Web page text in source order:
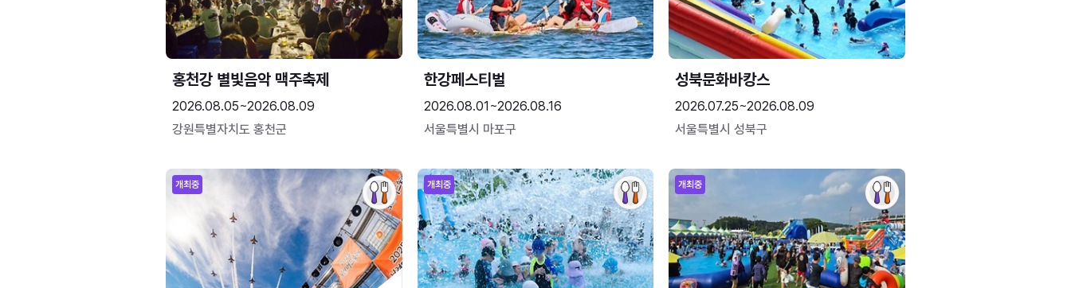
홍천강 별빛음악 맥주축제
2026.08.05~2026.08.09
강원특별자치도 홍천군
한강페스티벌
2026.08.01~2026.08.16
서울특별시 마포구
성북문화바캉스
2026.07.25~2026.08.09
서울특별시 성북구
개최중 개최중 개최중